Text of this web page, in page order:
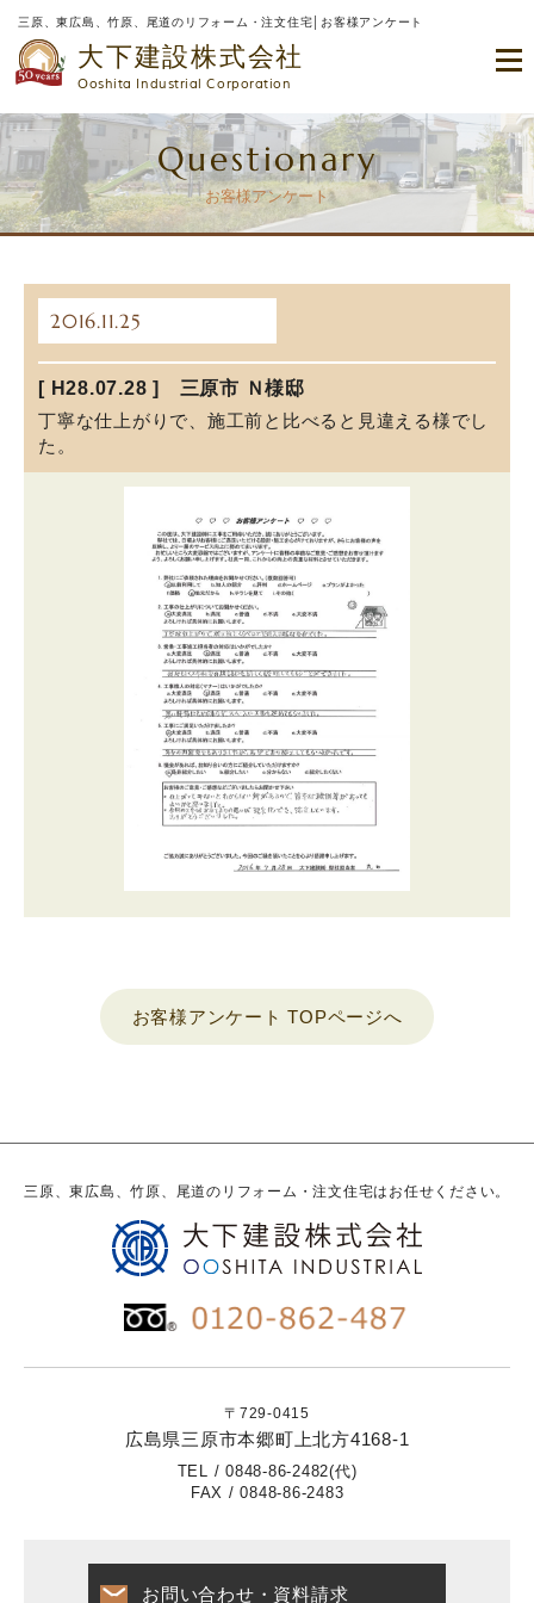
三原、東広島、竹原、尾道のリフォーム・注文住宅│お客様アンケート
大下建設株式会社
Ooshita Industrial Corporation
Questionary
お客様アンケート
2016.11.25
[ H28.07.28 ] 三原市 Ｎ様邸
丁寧な仕上がりで、施工前と比べると見違える様でし
た。
お客様アンケート TOPページへ
三原、東広島、竹原、尾道のリフォーム・注文住宅はお任せください。
〒729-0415
広島県三原市本郷町上北方4168-1
TEL / 0848-86-2482(代)
FAX / 0848-86-2483
お問い合わせ・資料請求